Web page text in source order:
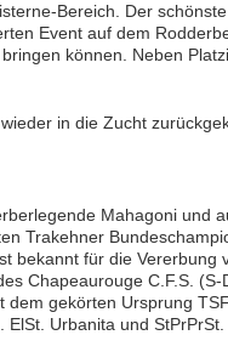
Bereich. Der
Event auf dem
können. Neben
in die Zucht
Mahagoni und
Trakehner
bekannt für die
Chapeaurouge C.F.S.
gekörten Ursprung
Urbanita und